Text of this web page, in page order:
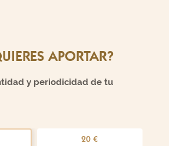
APORTAR?
y periodicidad de tu
20 €